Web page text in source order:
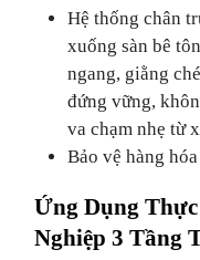
Hệ thống chân
xuống sàn bê
ngang, giằng
đứng vững,
va chạm nhẹ từ
Bảo vệ hàng hóa
Ứng Dụng Thực
Nghiệp 3 Tầng